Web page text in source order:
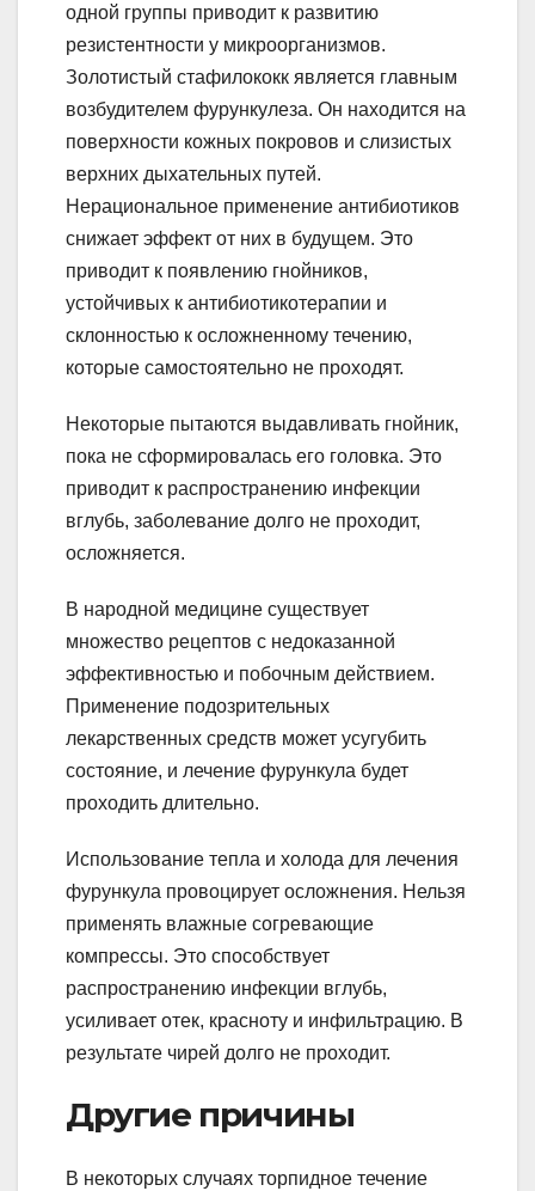
одной группы приводит к развитию
резистентности у микроорганизмов.
Золотистый стафилококк является главным
возбудителем фурункулеза. Он находится на
поверхности кожных покровов и слизистых
верхних дыхательных путей.
Нерациональное применение антибиотиков
снижает эффект от них в будущем. Это
приводит к появлению гнойников,
устойчивых к антибиотикотерапии и
склонностью к осложненному течению,
которые самостоятельно не проходят.
Некоторые пытаются выдавливать гнойник,
пока не сформировалась его головка. Это
приводит к распространению инфекции
вглубь, заболевание долго не проходит,
осложняется.
В народной медицине существует
множество рецептов с недоказанной
эффективностью и побочным действием.
Применение подозрительных
лекарственных средств может усугубить
состояние, и лечение фурункула будет
проходить длительно.
Использование тепла и холода для лечения
фурункула провоцирует осложнения. Нельзя
применять влажные согревающие
компрессы. Это способствует
распространению инфекции вглубь,
усиливает отек, красноту и инфильтрацию. В
результате чирей долго не проходит.
Другие причины
В некоторых случаях торпидное течение